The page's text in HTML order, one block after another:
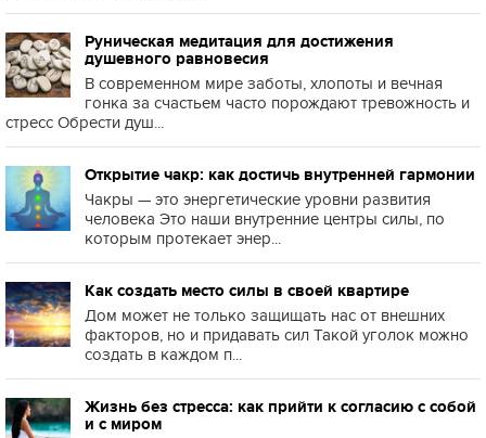
Руническая медитация для достижения
душевного равновесия
В современном мире заботы, хлопоты и вечная
гонка за счастьем часто порождают тревожность и
стресс Обрести душ...
Открытие чакр: как достичь внутренней гармонии
Чакры — это энергетические уровни развития
человека Это наши внутренние центры силы, по
которым протекает энер...
Как создать место силы в своей квартире
Дом может не только защищать нас от внешних
факторов, но и придавать сил Такой уголок можно
создать в каждом п...
Жизнь без стресса: как прийти к согласию с собой
и с миром